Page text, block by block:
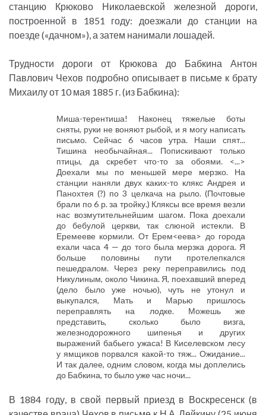
станцию Крюково Николаевской железной дороги,
построенной в 1851 году: доезжали до станции на
поезде («дачном»), а затем нанимали лошадей.
Трудности дороги от Крюкова до Бабкина Антон
Павлович Чехов подробно описывает в письме к брату
Михаилу от 10 мая 1885 г. (из Бабкина):
Миша-терентиша! Наконец тяжелые боты
сняты, руки не воняют рыбой, и я могу написать
письмо. Сейчас 6 часов утра. Наши спят...
Тишина необычайная... Попискивают только
птицы, да скребет что-то за обоями. <...>
Доехали мы по меньшей мере мерзко. На
станции наняли двух каких-то клякс Андрея и
Панохтея (?) по 3 целкача на рыло. (Почтовые
брали по 6 р. за тройку.) Кляксы все время везли
нас возмутительнейшим шагом. Пока доехали
до бебулой церкви, так слюной истекли. В
Еремееве кормили. От Ерем<еева> до города
ехали часа 4 — до того была мерзка дорога. Я
больше половины пути протелепкался
пешедралом. Через реку переправились под
Никулиным, около Чикина. Я, поехавший вперед
(дело было уже ночью), чуть не утонул и
выкупался, Мать и Марью пришлось
переправлять на лодке. Можешь же
представить, сколько было визга,
железнодорожного шипенья и других
выражений бабьего ужаса! В Киселевском лесу
у ямщиков порвался какой-то тяж... Ожидание...
И так далее, одним словом, когда мы доплелись
до Бабкина, то было уже час ночи...
В 1884 году, в свой первый приезд в Воскресенск (в